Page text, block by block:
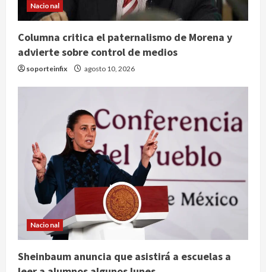
Nacional
Columna critica el paternalismo de Morena y
advierte sobre control de medios
soporteinfix agosto 10, 2026
Nacional
Sheinbaum anuncia que asistirá a escuelas a
Internacional
nombramiento de Todd Blanche